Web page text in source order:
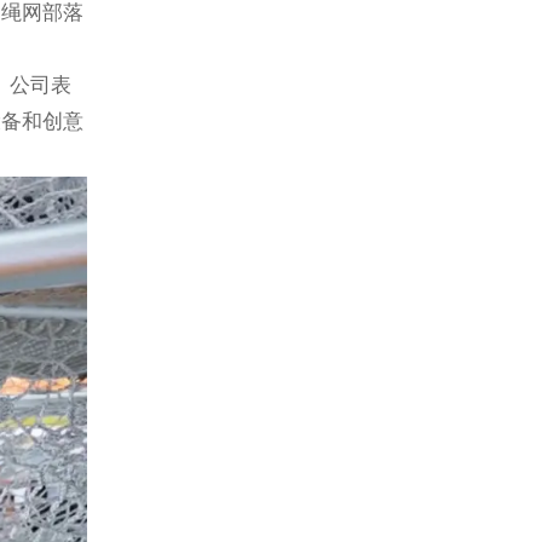
网部落
公司表
和创意